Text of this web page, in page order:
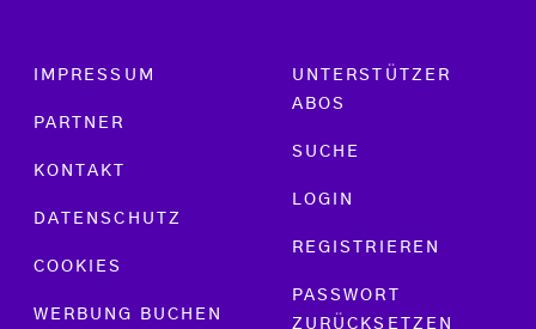
Footer menu
IMPRESSUM
PARTNER
KONTAKT
DATENSCHUTZ
COOKIES
WERBUNG BUCHEN
UNTERSTÜTZER
ABOS
SUCHE
LOGIN
REGISTRIEREN
PASSWORT
ZURÜCKSETZEN